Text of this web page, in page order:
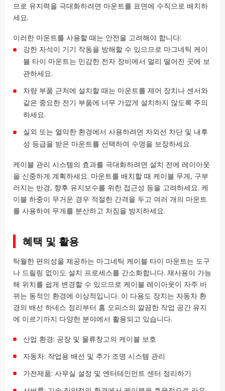
므로 유지력을 극대화하려면 마운트를 표면에 수직으로 배치하
세요.
이러한 마운트를 사용할 때는 안전을 고려해야 합니다:
강한 자석이 기기 작동을 방해할 수 있으므로 마그네틱 케이
블 타이 마운트는 민감한 전자 장비에서 멀리 떨어진 곳에 보
관하세요.
차량 부품 근처에 설치할 때는 마운트를 제어 장치나 센서와
같은 중요한 전기 부품에 너무 가깝게 설치하지 않도록 주의
하세요.
실외 또는 열악한 환경에서 사용하려면 자외선 차단 및 내후
성 등급을 받은 마운트를 선택하여 수명을 보장하세요.
케이블 관리 시스템의 효과를 극대화하려면 설치 전에 레이아웃
을 신중하게 계획하세요. 마운트를 배치할 때 케이블 무게, 구부
러지는 반경, 향후 유지보수를 위한 접근성 등을 고려하세요. 케
이블 하중이 무거운 경우 적절한 간격을 두고 여러 개의 마운트
를 사용하여 무게를 분산하고 처짐을 방지하세요.
혜택 및 활용
탁월한 편의성을 제공하는 마그네틱 케이블 타이 마운트는 도구
나 드릴링 없이도 설치 프로세스를 간소화합니다. 재사용이 가능
해 위치를 쉽게 변경할 수 있으므로 케이블 레이아웃이 자주 바
뀌는 동적인 환경에 이상적입니다. 이 다용도 장치는 자동차 환
경의 배선 하네스 정리부터 홈 오피스의 깔끔한 작업 공간 유지
에 이르기까지 다양한 분야에서 활용되고 있습니다.
산업 환경: 공장 및 물류창고의 케이블 보호
자동차: 작업용 배선 및 추가 조명 시스템 관리
가전제품: 사무실 설정 및 엔터테인먼트 센터 정리하기